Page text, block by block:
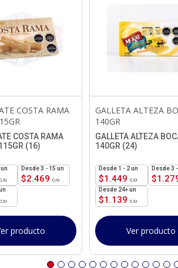
COSTA RAMA
COSTA RAMA
(16)
un
$2.469
3 - 15 un
producto
GALLETA ALTEZA
140GR
GALLETA ALTEZA
140GR (24)
$1.449
1 - 2un
$
3
$1.139
24+ un
Ver producto